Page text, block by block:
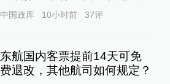
中国政库 10小时前 37评
东航国内客票提前14天可免
费退改，其他航司如何规定？